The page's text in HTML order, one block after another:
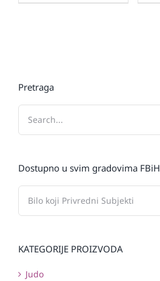
Pretraga
Dostupno u svim gradovima FBiH
KATEGORIJE PROIZVODA
Judo